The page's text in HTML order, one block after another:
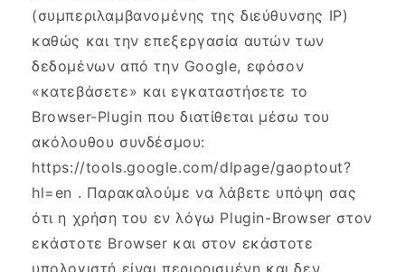
(συμπεριλαμβανομένης της διεύθυνσης IP)
καθώς και την επεξεργασία αυτών των
δεδομένων από την Google, εφόσον
«κατεβάσετε» και εγκαταστήσετε το
Browser-Plugin που διατίθεται μέσω του
ακόλουθου συνδέσμου:
https://tools.google.com/dlpage/gaoptout?
hl=en . Παρακαλούμε να λάβετε υπόψη σας
ότι η χρήση του εν λόγω Plugin-Browser στον
εκάστοτε Browser και στον εκάστοτε